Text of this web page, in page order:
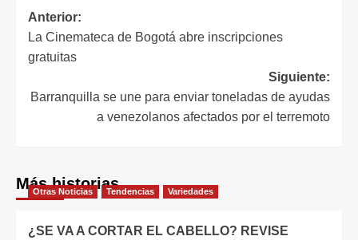
Anterior:
La Cinemateca de Bogotá abre inscripciones
gratuitas
Siguiente:
Barranquilla se une para enviar toneladas de ayudas
a venezolanos afectados por el terremoto
Más historias
Otras Noticias Tendencias Variedades
¿SE VA A CORTAR EL CABELLO? REVISE